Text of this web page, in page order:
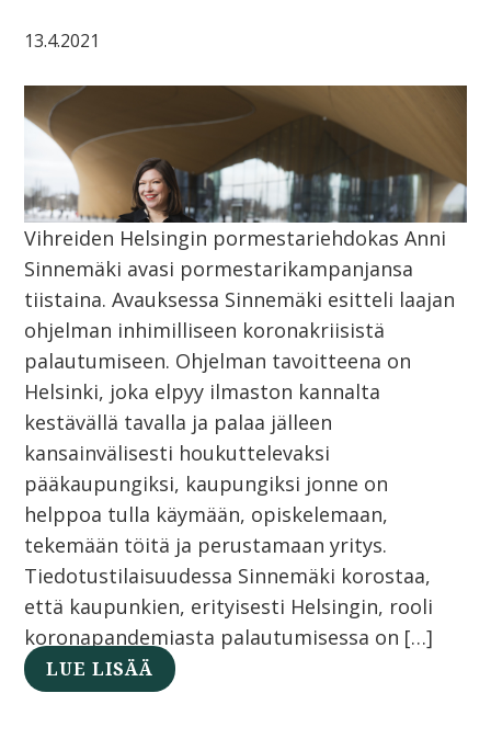
13.4.2021
Vihreiden Helsingin pormestariehdokas Anni
Sinnemäki avasi pormestarikampanjansa
tiistaina. Avauksessa Sinnemäki esitteli laajan
ohjelman inhimilliseen koronakriisistä
palautumiseen. Ohjelman tavoitteena on
Helsinki, joka elpyy ilmaston kannalta
kestävällä tavalla ja palaa jälleen
kansainvälisesti houkuttelevaksi
pääkaupungiksi, kaupungiksi jonne on
helppoa tulla käymään, opiskelemaan,
tekemään töitä ja perustamaan yritys.
Tiedotustilaisuudessa Sinnemäki korostaa,
että kaupunkien, erityisesti Helsingin, rooli
koronapandemiasta palautumisessa on […]
LUE LISÄÄ